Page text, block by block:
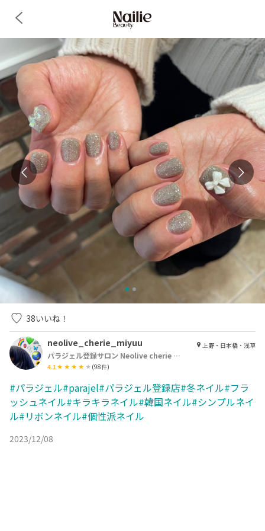
38いいね！
neolive_cherie_miyuu
パラジェル登録サロン Neolive cherie 浅草店【ネオリーブシェリエ】
4.1 (98件)
上野・日本橋・浅草
#パラジェル#parajel#パラジェル登録店#冬ネイル#フラ
ッシュネイル#キラキラネイル#韓国ネイル#シンプルネイ
ル#リボンネイル#個性派ネイル
2023/12/08